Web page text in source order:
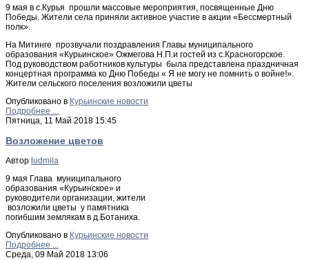
9 мая в с.Курья прошли массовые мероприятия, посвященные Дню
Победы. Жители села приняли активное участие в акции «Бессмертный
полк».
На Митинге прозвучали поздравления Главы муниципального
образования «Курьинское» Ожмегова Н.П.и гостей из с.Красногорское.
Под руководством работников культуры была представлена праздничная
концертная программа ко Дню Победы « Я не могу не помнить о войне!».
Жители сельского поселения возложили цветы
Опубликовано в Курьинские новости
Подробнее ...
Пятница, 11 Май 2018 15:45
Возложение цветов
Автор ludmila
9 мая Глава муниципального
образования «Курьинское» и
руководители организации, жители
возложили цветы у памятника
погибшим землякам в д.Ботаниха.
Опубликовано в Курьинские новости
Подробнее ...
Среда, 09 Май 2018 13:06